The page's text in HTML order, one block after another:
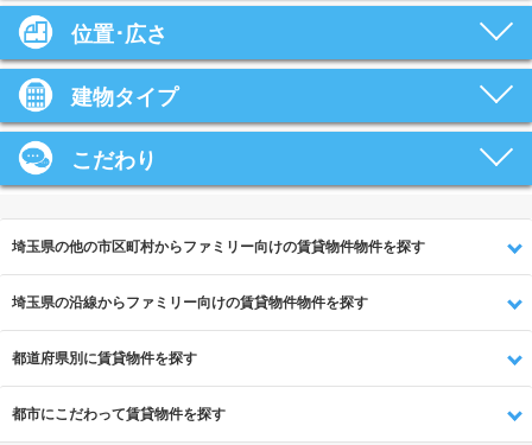
位置･広さ
建物タイプ
こだわり
埼玉県の他の市区町村からファミリー向けの賃貸物件物件を探す
埼玉県の沿線からファミリー向けの賃貸物件物件を探す
都道府県別に賃貸物件を探す
都市にこだわって賃貸物件を探す